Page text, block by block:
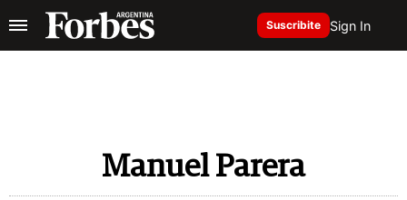
Suscribite Sign In
Manuel Parera